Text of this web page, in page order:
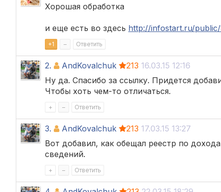
Хорошая обработка
и еще есть во здесь http://infostart.ru/
+1 – Ответить
2. AndKovalchuk 213 16.03.15 12:16
Ну да. Спасибо за ссылку. Придется
Чтобы хоть чем-то отличаться.
+ – Ответить
3. AndKovalchuk 213 17.03.15 13:27
Вот добавил, как обещал реестр по
сведений.
+ – Ответить